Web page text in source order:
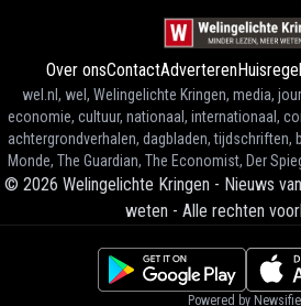
Over onsContactAdverteren
wel.nl, wel, Welingelichte Kringen, media,
economie, cultuur, nationaal, internationaal,
achtergrondverhalen, dagbladen, tijdschriften,
Monde, The Guardian, The Economist, Der
© 2026 Welingelichte Kringen - Nieuws
weten - Alle rechten
Powered by